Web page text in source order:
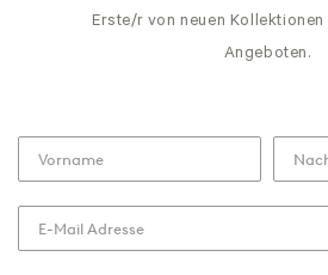
Erste/r von neuen
Angeboten.